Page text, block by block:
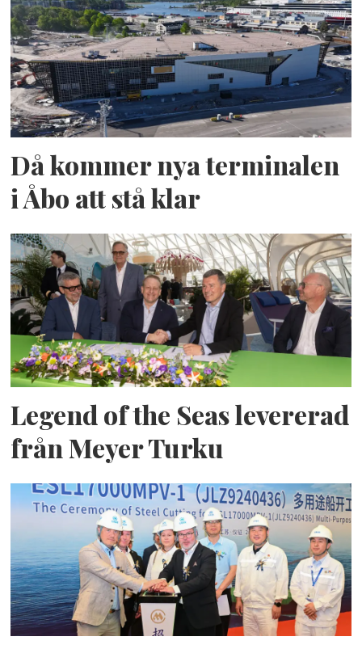
Då kommer nya terminalen
i Åbo att stå klar
Legend of the Seas levererad
från Meyer Turku